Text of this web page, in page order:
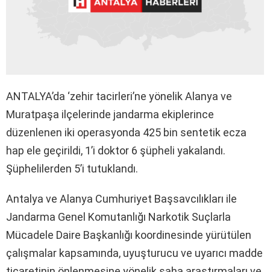
ANTALYA’da ‘zehir tacirleri’ne yönelik Alanya ve
Muratpaşa ilçelerinde jandarma ekiplerince
düzenlenen iki operasyonda 425 bin sentetik ecza
hap ele geçirildi, 1’i doktor 6 şüpheli yakalandı.
Şüphelilerden 5’i tutuklandı.
Antalya ve Alanya Cumhuriyet Başsavcılıkları ile
Jandarma Genel Komutanlığı Narkotik Suçlarla
Mücadele Daire Başkanlığı koordinesinde yürütülen
çalışmalar kapsamında, uyuşturucu ve uyarıcı madde